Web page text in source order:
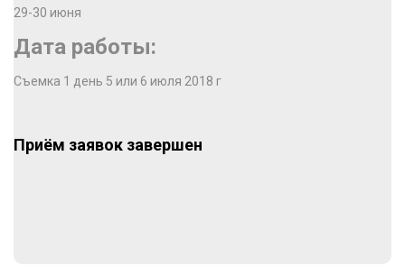
29-30 июня
Дата работы:
Съемка 1 день 5 или 6 июля 2018 г
Приём заявок завершен